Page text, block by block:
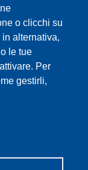
o clicchi su
alternativa,
le tue
Per
gestirli,